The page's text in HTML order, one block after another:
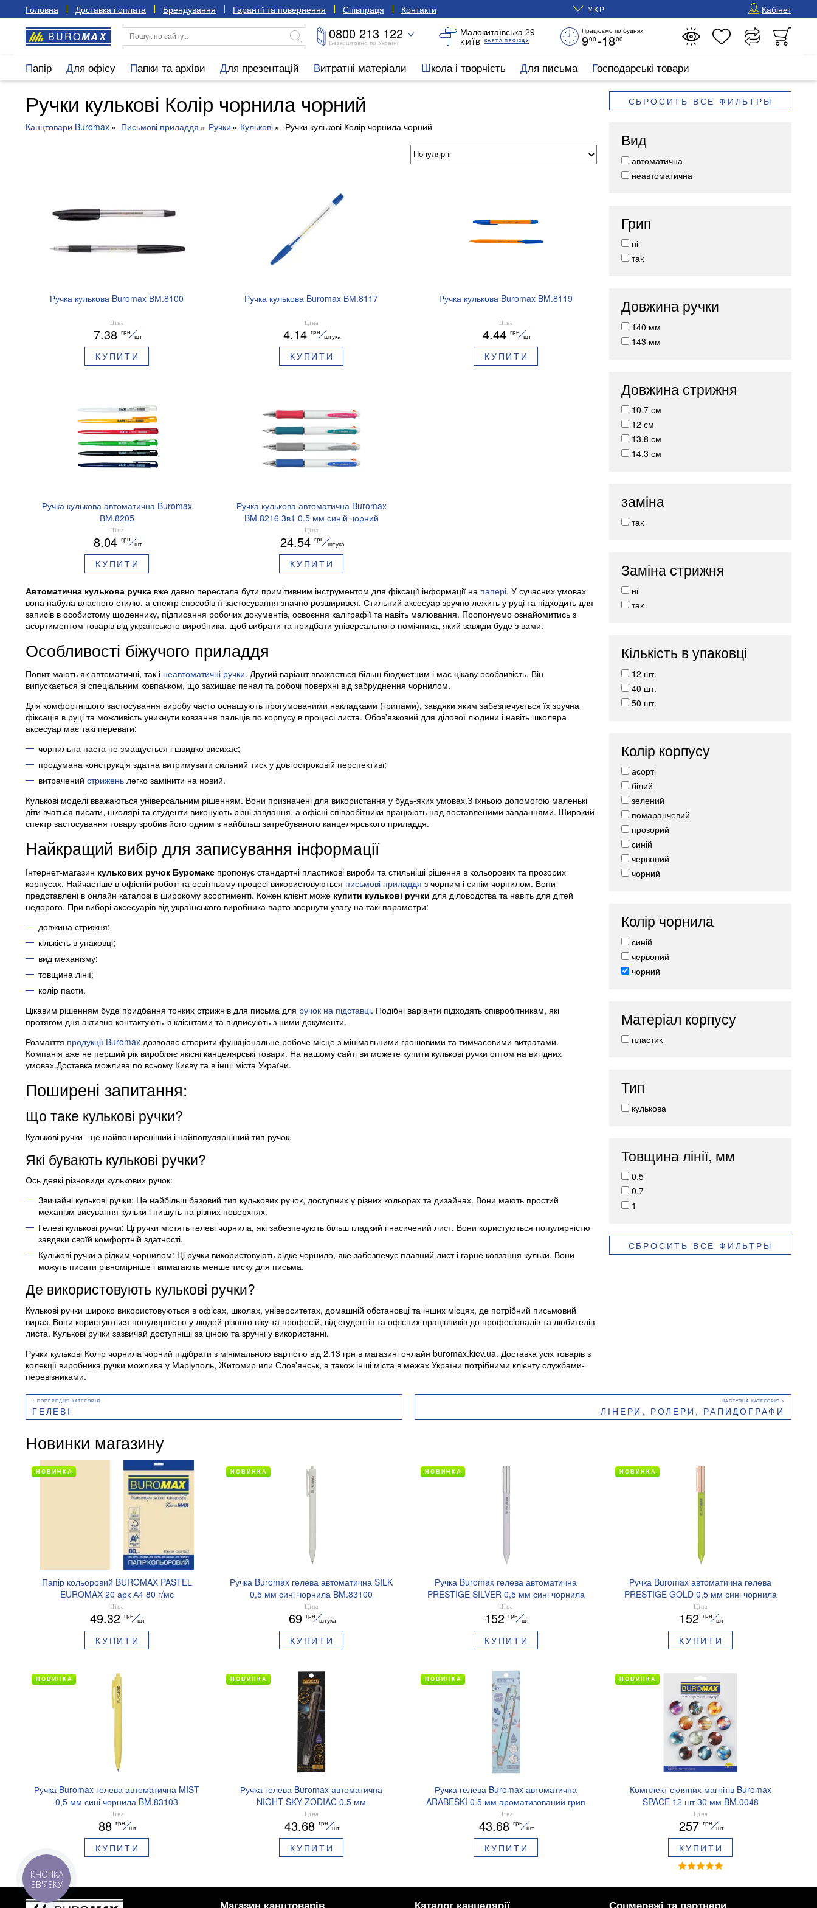
Головна Доставка і оплата Брендування Гарантії та повернення Співпраця Контакти УКР Кабінет
BUROMAX 0800 213 122
Безкоштовно по Україні
Малокитаївська 29
КИЇВ КАРТА ПРОЇЗДУ
Працюємо по буднях
900 -1800
Папір Для офісу Папки та архіви Для презентацій Витратні матеріали Школа і творчість Для письма Господарські товари
Ручки кулькові Колір чорнила чорний
Канцтовари Buromax Письмові приладдя Ручки Кулькові Ручки кулькові Колір чорнила чорний
Ручка кулькова Buromax ВМ.8100
Ціна
7.38 грн
шт
КУПИТИ
Ручка кулькова Buromax ВМ.8117
Ціна
4.14 грн
штука
КУПИТИ
Ручка кулькова Buromax BM.8119
Ціна
4.44 грн
шт
КУПИТИ
Ручка кулькова автоматична Buromax
ВМ.8205
Ціна
8.04 грн
шт
КУПИТИ
Ручка кулькова автоматична Buromax
BM.8216 3в1 0.5 мм синій чорний
червоний
Ціна
24.54 грн
штука
КУПИТИ
Автоматична кулькова ручка вже давно перестала бути примітивним інструментом для фіксації інформації на папері. У сучасних умовах
вона набула власного стилю, а спектр способів її застосування значно розширився. Стильний аксесуар зручно лежить у руці та підходить для
записів в особистому щоденнику, підписання робочих документів, освоєння каліграфії та навіть малювання. Пропонуємо ознайомитись з
асортиментом товарів від українського виробника, щоб вибрати та придбати універсального помічника, який завжди буде з вами.
Особливості біжучого приладдя
Попит мають як автоматичні, так і неавтоматичні ручки. Другий варіант вважається більш бюджетним і має цікаву особливість. Він
випускається зі спеціальним ковпачком, що захищає пенал та робочі поверхні від забруднення чорнилом.
Для комфортнішого застосування виробу часто оснащують прогумованими накладками (грипами), завдяки яким забезпечується їх зручна
фіксація в руці та можливість уникнути ковзання пальців по корпусу в процесі листа. Обов'язковий для ділової людини і навіть школяра
аксесуар має такі переваги:
чорнильна паста не змащується і швидко висихає;
продумана конструкція здатна витримувати сильний тиск у довгостроковій перспективі;
витрачений стрижень легко замінити на новий.
Кулькові моделі вважаються універсальним рішенням. Вони призначені для використання у будь-яких умовах.З їхньою допомогою маленькі
діти вчаться писати, школярі та студенти виконують різні завдання, а офісні співробітники працюють над поставленими завданнями. Широкий
спектр застосування товару зробив його одним з найбільш затребуваного канцелярського приладдя.
Найкращий вибір для записування інформації
Інтернет-магазин кулькових ручок Буромакс пропонує стандартні пластикові вироби та стильніші рішення в кольорових та прозорих
корпусах. Найчастіше в офісній роботі та освітньому процесі використовуються письмові приладдя з чорним і синім чорнилом. Вони
представлені в онлайн каталозі в широкому асортименті. Кожен клієнт може купити кулькові ручки для діловодства та навіть для дітей
недорого. При виборі аксесуарів від українського виробника варто звернути увагу на такі параметри:
довжина стрижня;
кількість в упаковці;
вид механізму;
товщина лінії;
колір пасти.
Цікавим рішенням буде придбання тонких стрижнів для письма для ручок на підставці. Подібні варіанти підходять співробітникам, які
протягом дня активно контактують із клієнтами та підписують з ними документи.
Розмаїття продукції Buromax дозволяє створити функціональне робоче місце з мінімальними грошовими та тимчасовими витратами.
Компанія вже не перший рік виробляє якісні канцелярські товари. На нашому сайті ви можете купити кулькові ручки оптом на вигідних
умовах.Доставка можлива по всьому Києву та в інші міста України.
Поширені запитання:
Що таке кулькові ручки?
Кулькові ручки - це найпоширеніший і найпопулярніший тип ручок.
Які бувають кулькові ручки?
Ось деякі різновиди кулькових ручок:
Звичайні кулькові ручки: Це найбільш базовий тип кулькових ручок, доступних у різних кольорах та дизайнах. Вони мають простий
механізм висування кульки і пишуть на різних поверхнях.
Гелеві кулькові ручки: Ці ручки містять гелеві чорнила, які забезпечують більш гладкий і насичений лист. Вони користуються популярністю
завдяки своїй комфортній здатності.
Кулькові ручки з рідким чорнилом: Ці ручки використовують рідке чорнило, яке забезпечує плавний лист і гарне ковзання кульки. Вони
можуть писати рівномірніше і вимагають менше тиску для письма.
Де використовують кулькові ручки?
Кулькові ручки широко використовуються в офісах, школах, університетах, домашній обстановці та інших місцях, де потрібний письмовий
вираз. Вони користуються популярністю у людей різного віку та професій, від студентів та офісних працівників до професіоналів та любителів
листа. Кулькові ручки зазвичай доступніші за ціною та зручні у використанні.
Ручки кулькові Колір чорнила чорний підібрати з мінімальною вартістю від 2.13 грн в магазині онлайн buromax.kiev.ua. Доставка усіх товарів з
колекції виробника ручки можлива у Маріуполь, Житомир или Слов'янськ, а також інші міста в межах України потрібними клієнту службами-
перевізниками.
СБРОСИТЬ ВСЕ ФИЛЬТРЫ
Вид
автоматична
неавтоматична
Грип
ні
так
Довжина ручки
140 мм
143 мм
Довжина стрижня
10.7 см
12 см
13.8 см
14.3 см
заміна
так
Заміна стрижня
ні
так
Кількість в упаковці
12 шт.
40 шт.
50 шт.
Колір корпусу
асорті
білий
зелений
помаранчевий
прозорий
синій
червоний
чорний
Колір чорнила
синій
червоний
чорний
Матеріал корпусу
пластик
Тип
кулькова
Товщина лінії, мм
0.5
0.7
1
СБРОСИТЬ ВСЕ ФИЛЬТРЫ
ГЕЛЕВІ ЛІНЕРИ, РОЛЕРИ, РАПИДОГРАФИ
Новинки магазину
Папір кольоровий BUROMAX PASTEL
EUROMAX 20 арк А4 80 г/мс
BM.2721220E-08
Ціна
49.32 грн
шт
КУПИТИ
НОВИНКА
Ручка Buromax гелева автоматична SILK
0,5 мм сині чорнила BM.83100
Ціна
69 грн
штука
КУПИТИ
НОВИНКА
Ручка Buromax гелева автоматична
PRESTIGE SILVER 0,5 мм сині чорнила
BM.83102
Ціна
152 грн
шт
КУПИТИ
НОВИНКА
Ручка Buromax автоматична гелева
PRESTIGE GOLD 0,5 мм сині чорнила
BM.83101
Ціна
152 грн
шт
КУПИТИ
НОВИНКА
Ручка Buromax гелева автоматична MIST
0,5 мм сині чорнила BM.83103
Ціна
88 грн
шт
КУПИТИ
НОВИНКА
Ручка гелева Buromax автоматична
NIGHT SKY ZODIAC 0.5 мм
ароматизований грип синє чорнило
BM.8379-01
Ціна
43.68 грн
шт
КУПИТИ
НОВИНКА
Ручка гелева Buromax автоматична
ARABESKI 0.5 мм ароматизований грип
синє чорнило в блістері BM.8379-02
Ціна
43.68 грн
шт
КУПИТИ
НОВИНКА
Комплект скляних магнітів Buromax
SPACE 12 шт 30 мм BM.0048
Ціна
257 грн
шт
КУПИТИ
НОВИНКА
КНОПКА
ЗВ'ЯЗКУ